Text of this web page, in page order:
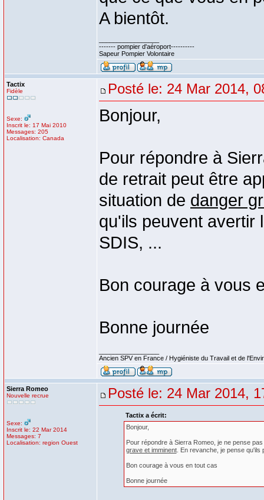
A bientôt.
------- pompier d'aéroport----------
Sapeur Pompier Volontaire
Tactix
Fidèle
Sexe:
Inscrit le: 17 Mai 2010
Messages: 205
Localisation: Canada
Posté le: 24 Mar 2014,
Bonjour,
Pour répondre à
de retrait peut être
situation de danger
qu'ils peuvent avertir
SDIS, ...
Bon courage à vous
Bonne journée
Ancien SPV en France / Hygiéniste du Travail et de
Sierra Romeo
Nouvelle recrue
Sexe:
Inscrit le: 22 Mar 2014
Messages: 7
Localisation: region Ouest
Posté le: 24 Mar 2014,
Tactix a écrit:
Bonjour,
Pour répondre à Sierra Romeo, je ne pense
grave et imminent. En revanche, je pense qu'ils
Bon courage à vous en tout cas
Bonne journée